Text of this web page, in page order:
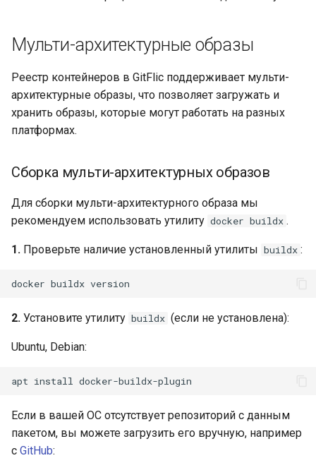
Мульти-архитектурные образы
Реестр контейнеров в GitFlic поддерживает мульти-
архитектурные образы, что позволяет загружать и
хранить образы, которые могут работать на разных
платформах.
Сборка мульти-архитектурных образов
Для сборки мульти-архитектурного образа мы
рекомендуем использовать утилиту docker buildx .
1. Проверьте наличие установленный утилиты buildx :
docker buildx
2. Установите утилиту buildx (если не установлена):
Ubuntu, Debian:
apt install
Если в вашей ОС отсутствует репозиторий с данным
пакетом, вы можете загрузить его вручную, например
с GitHub: